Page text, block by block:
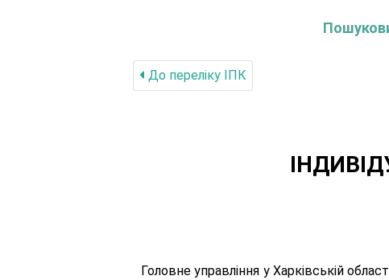
До переліку IПК
Головне управління у Харківській